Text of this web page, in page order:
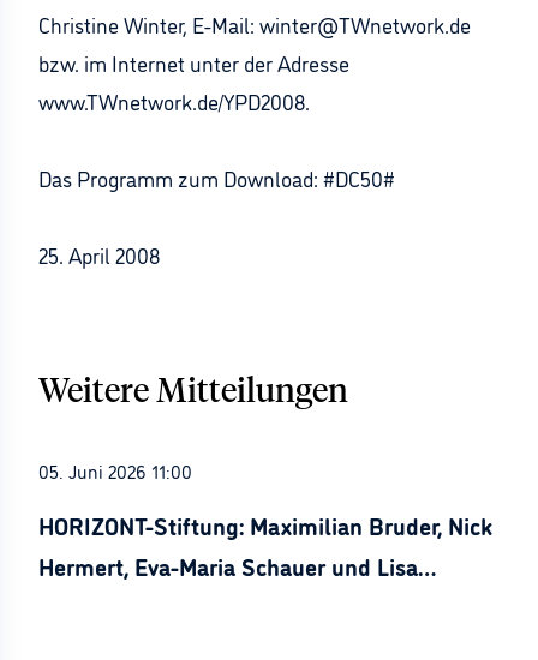
Christine Winter, E-Mail: winter@TWnetwork.de
bzw. im Internet unter der Adresse
www.TWnetwork.de/YPD2008.
Das Programm zum Download: #DC50#
25. April 2008
Weitere Mitteilungen
05. Juni 2026 11:00
HORIZONT-Stiftung: Maximilian Bruder, Nick
Hermert, Eva-Maria Schauer und Lisa